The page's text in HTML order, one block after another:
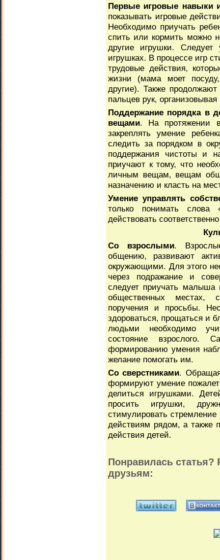
Первые игровые навыки
показывать игровые
Необходимо приучать
спить или кормить можно
другие игрушки.
игрушках. В процессе игр
трудовые действия,
жизни (мама моет
другие). Также
пальцев рук,
Поддержание порядка в
вещами. На протяжении
закреплять умение
следить за порядком в
поддержания чистоты и
приучают к тому, что
личным вещам, вещам
назначению и класть на
Умение управлять
только понимать
действовать
Со взрослыми.
общению, развивают
окружающими. Для этого
через подражание и
следует приучать малыша
общественных местах,
поручения и просьбы.
здороваться, прощаться и
людьми необходимо
состояние взрослого.
формированию умения
желание помогать им.
Со сверстниками.
формируют умение
делиться игрушками.
просить игрушки,
стимулировать
действиям рядом, а также
действия детей.
Понравилась статья?
друзьям: